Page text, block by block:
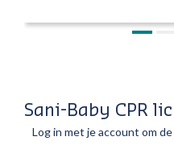
Sani-Baby CPR
Log in met je account om